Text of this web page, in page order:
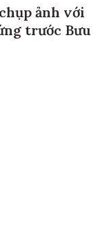
ảnh với
trước Bưu